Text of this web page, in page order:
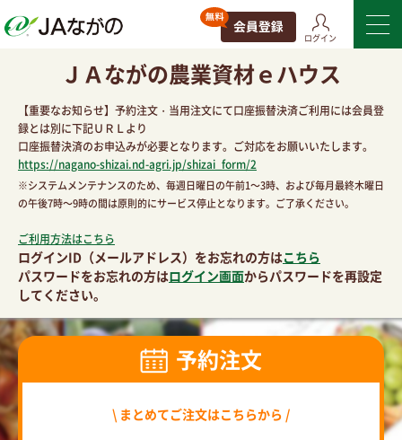
ログイン
ＪＡながの農業資材ｅハウス
【重要なお知らせ】予約注文・当用注文にて口座振替決済ご利用には会員登
録とは別に下記ＵＲＬより
口座振替決済のお申込みが必要となります。ご対応をお願いいたします。
https://nagano-shizai.nd-agri.jp/shizai_form/2
※システムメンテナンスのため、毎週日曜日の午前1～3時、および毎月最終木曜日
の午後7時～9時の間は原則的にサービス停止となります。ご了承ください。
ご利用方法はこちら
ログインID（メールアドレス）をお忘れの方はこちら
パスワードをお忘れの方はログイン画面からパスワードを再設定
してください。
予約注文
\ まとめてご注文はこちらから /